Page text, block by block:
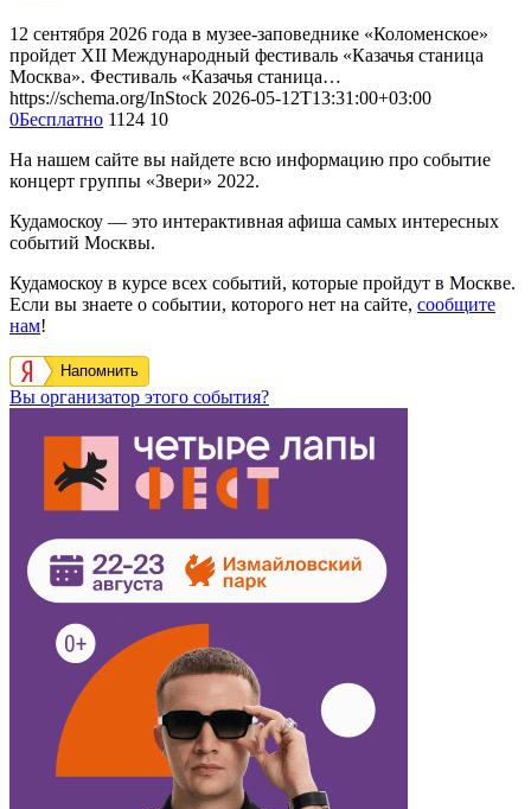
12 сентября 2026 года в музее-заповеднике «Коломенское»
пройдет XII Международный фестиваль «Казачья станица
Москва». Фестиваль «Казачья станица…
https://schema.org/InStock 2026-05-12T13:31:00+03:00
0Бесплатно 1124 10
На нашем сайте вы найдете всю информацию про событие
концерт группы «Звери» 2022.
Кудамоскоу — это интерактивная афиша самых интересных
событий Москвы.
Кудамоскоу в курсе всех событий, которые пройдут в Москве.
Если вы знаете о событии, которого нет на сайте, сообщите
нам!
Напомнить
Вы организатор этого события?